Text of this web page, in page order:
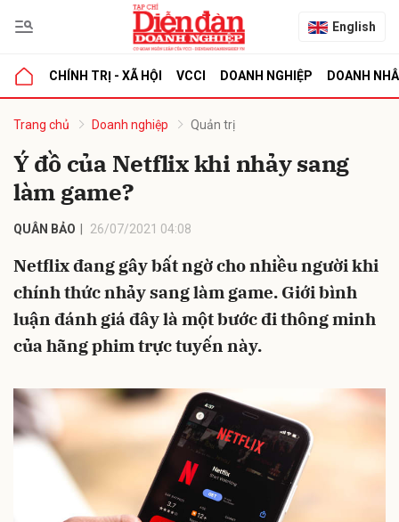
English
CHÍNH TRỊ - XÃ HỘI VCCI DOANH NGHIỆP DOANH
Trang chủ Doanh nghiệp Quản trị
Ý đồ của Netflix khi nhảy sang
làm game?
QUÂN BẢO 26/07/2021 04:08
Netflix đang gây bất ngờ cho nhiều người khi
chính thức nhảy sang làm game. Giới bình
luận đánh giá đây là một bước đi thông minh
của hãng phim trực tuyến này.
luận
Hủy